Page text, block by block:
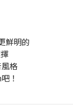
鮮明的
格
！